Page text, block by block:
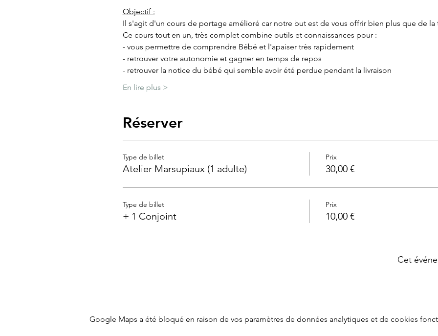
Objectif :
Il s'agit d'un cours de portage amélioré car notre but est de vous offrir bien plus que de la
Ce cours tout en un, très complet combine outils et connaissances pour :
- vous permettre de comprendre Bébé et l'apaiser très rapidement
- retrouver votre autonomie et gagner en temps de repos
- retrouver la notice du bébé qui semble avoir été perdue pendant la livraison
En lire plus >
Réserver
Type de billet
Atelier Marsupiaux (1 adulte)
Prix
30,00 €
Type de billet
+ 1 Conjoint
Prix
10,00 €
Cet
Google Maps a été bloqué en raison de vos paramètres de données analytiques et de cookies